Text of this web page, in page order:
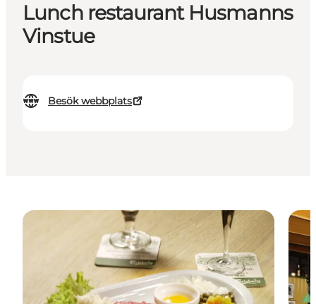
Lunch restaurant Husmanns
Vinstue
Besök webbplats